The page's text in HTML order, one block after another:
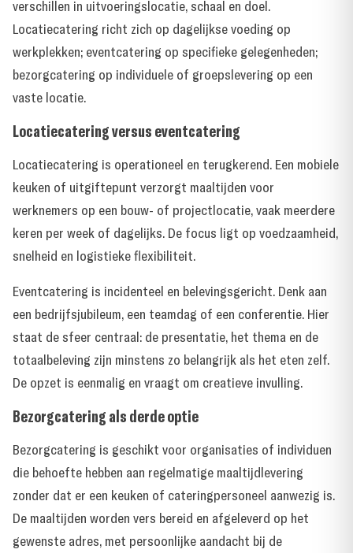
verschillen in uitvoeringslocatie, schaal en doel.
Locatiecatering richt zich op dagelijkse voeding op
werkplekken; eventcatering op specifieke gelegenheden;
bezorgcatering op individuele of groepslevering op een
vaste locatie.
Locatiecatering versus eventcatering
Locatiecatering is operationeel en terugkerend. Een mobiele
keuken of uitgiftepunt verzorgt maaltijden voor
werknemers op een bouw- of projectlocatie, vaak meerdere
keren per week of dagelijks. De focus ligt op voedzaamheid,
snelheid en logistieke flexibiliteit.
Eventcatering is incidenteel en belevingsgericht. Denk aan
een bedrijfsjubileum, een teamdag of een conferentie. Hier
staat de sfeer centraal: de presentatie, het thema en de
totaalbeleving zijn minstens zo belangrijk als het eten zelf.
De opzet is eenmalig en vraagt om creatieve invulling.
Bezorgcatering als derde optie
Bezorgcatering is geschikt voor organisaties of individuen
die behoefte hebben aan regelmatige maaltijdlevering
zonder dat er een keuken of cateringpersoneel aanwezig is.
De maaltijden worden vers bereid en afgeleverd op het
gewenste adres, met persoonlijke aandacht bij de